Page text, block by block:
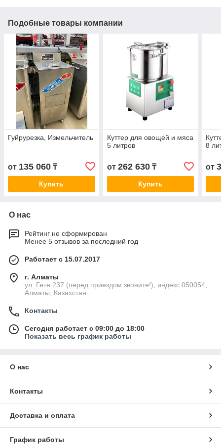
Подобные товары компании
Гуйрурезка, Измельчитель
от 135 060 ₸
Купить
Куттер для овощей и мяса
5 литров
от 262 630₸
Купить
8
от
О нас
Рейтинг не сформирован
Менее 5 отзывов за последний год
Работает с 15.07.2017
г. Алматы
ул. Гете 237 (перед приездом звоните!), индекс 050054,
Алматы, Казахстан
Контакты
Сегодня работает с 09:00 до 18:00
Показать весь график работы
О нас
Контакты
Доставка и оплата
График работы